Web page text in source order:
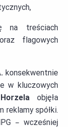
na treściach
flagowych
konsekwentnie
w kluczowych
objęła
reklamy spółki.
– wcześniej